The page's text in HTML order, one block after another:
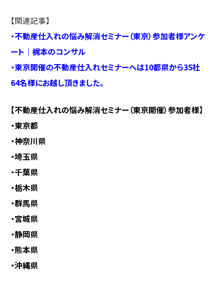
【関連記事】
・不動産仕入れの悩み解消セミナー（東京）参加者様アンケ
ート｜梶本のコンサル
・東京開催の不動産仕入れセミナーへは10都県から35社
64名様にお越し頂きました。
【不動産仕入れの悩み解消セミナー（東京開催）参加者様】
・東京都
・神奈川県
・埼玉県
・千葉県
・栃木県
・群馬県
・宮城県
・静岡県
・熊本県
・沖縄県